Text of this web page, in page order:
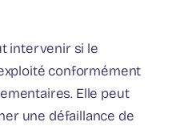
intervenir si le
conformément
Elle peut
une défaillance de